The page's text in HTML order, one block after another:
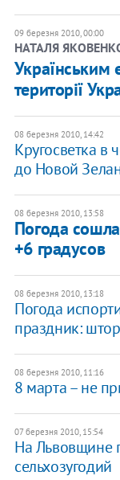
09 березня 2010, 00:00
НАТАЛЯ
Українським
території
08 березня 2010, 14:42
Кругосветка в
до Новой
08 березня 2010, 13:58
Погода
+6 градусов
08 березня 2010, 13:18
Погода
праздник:
08 березня 2010, 11:16
8 марта – не
07 березня 2010, 15:54
На Львовщине
сельхозугодий